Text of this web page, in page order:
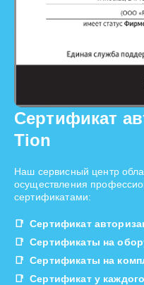
Сертификат
Tion
Наш сервисный центр
осуществления
сертификатами:
Сертификат
Сертификаты на
Сертификаты на
Сертификат у